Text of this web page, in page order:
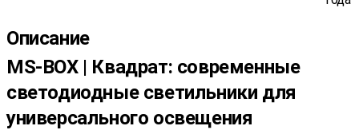
Описание
MS-BOX | Квадрат: современные
светодиодные светильники для
универсального освещения